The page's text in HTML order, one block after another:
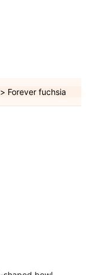
Forever fuchsia